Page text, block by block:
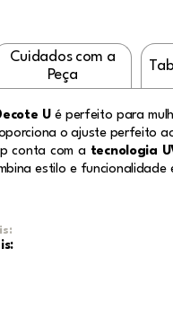
Cuidados com a
Peça
Ué perfeito para
o ajuste perfeito
conta com a tecnologia
estilo e